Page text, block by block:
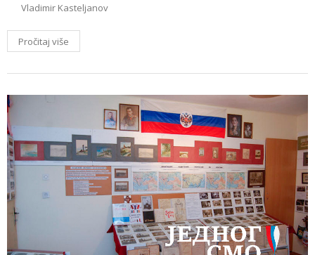
Vladimir Kasteljanov
Pročitaj više